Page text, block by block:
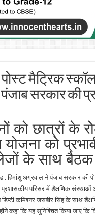
पोस्ट मैट्रिक
सरकार की
को छात्रों के
योजना को
के साथ
हिमांशु अग्रवाल ने पंजाब सरकार की
प्रशासकीय परिसर में शैक्षणिक संस्थाओं
डिप्टी कमिश्नर जसबीर सिंह के साथ
कि यह सुनिश्चित किया जाए कि